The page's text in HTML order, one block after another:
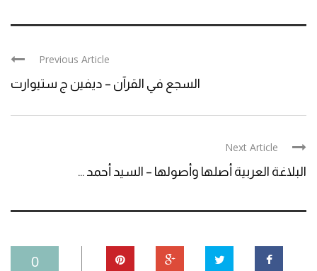
Previous Article
السجع في القرآن – ديفين ج ستيوارت
Next Article
البلاغة العربية أصلها وأصولها – السيد أحمد ...
0